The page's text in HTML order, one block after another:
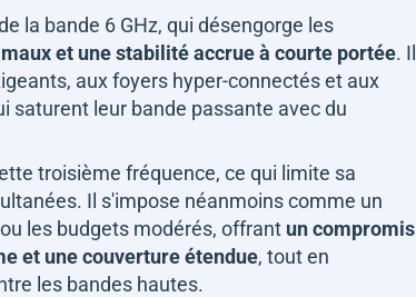
la bande 6 GHz, qui désengorge les
et une stabilité accrue à courte portée. Il
aux foyers hyper-connectés et aux
saturent leur bande passante avec du
troisième fréquence, ce qui limite sa
Il s'impose néanmoins comme un
les budgets modérés, offrant un compromis
et une couverture étendue, tout en
les bandes hautes.